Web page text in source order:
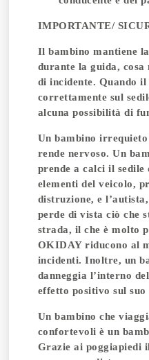
IMPORTANTE/
Il bambino mantiene
durante la guida,
di incidente. Quando il
correttamente sul
alcuna possibilità di
Un bambino
rende nervoso. Un
prende a calci il
elementi del veicolo,
distruzione, e
perde di vista ciò che
strada, il che è molto
OKIDAY riducono al
incidenti. Inoltre, un
danneggia l’interno
effetto positivo sul
Un bambino che
confortevoli è un
Grazie ai poggiapiedi